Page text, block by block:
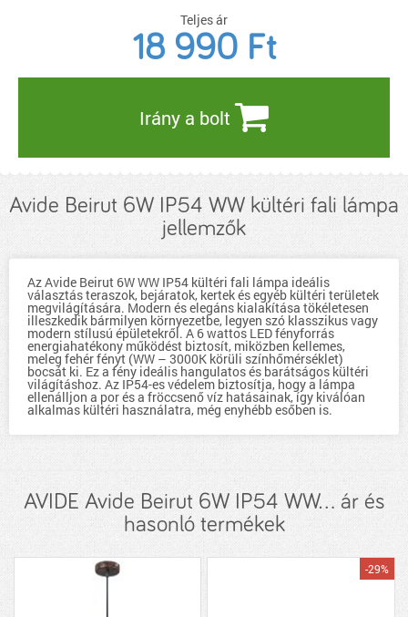
Teljes ár
18 990 Ft
Irány a bolt
Avide Beirut 6W IP54 WW kültéri fali lámpa
jellemzők
Az Avide Beirut 6W WW IP54 kültéri fali lámpa ideális
választás teraszok, bejáratok, kertek és egyéb kültéri területek
megvilágítására. Modern és elegáns kialakítása tökéletesen
illeszkedik bármilyen környezetbe, legyen szó klasszikus vagy
modern stílusú épületekről. A 6 wattos LED fényforrás
energiahatékony működést biztosít, miközben kellemes,
meleg fehér fényt (WW – 3000K körüli színhőmérséklet)
bocsát ki. Ez a fény ideális hangulatos és barátságos kültéri
világításhoz. Az IP54-es védelem biztosítja, hogy a lámpa
ellenálljon a por és a fröccsenő víz hatásainak, így kiválóan
alkalmas kültéri használatra, még enyhébb esőben is.
AVIDE Avide Beirut 6W IP54 WW... ár és
hasonló termékek
-29%